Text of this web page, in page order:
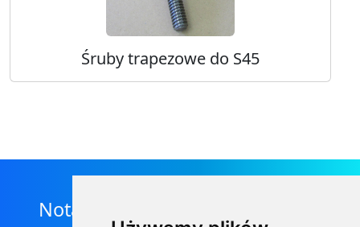
Śruby trapezowe do S45
Nota prawna